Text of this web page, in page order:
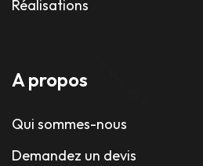
Réalisations
A propos
Qui sommes-nous
Demandez un devis